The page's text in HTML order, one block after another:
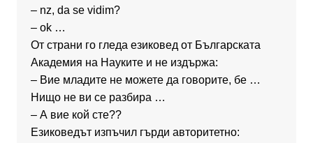
– nz, da se vidim?
– ok …
От страни го гледа езиковед от Българската
Академия на Науките и не издържа:
– Вие младите не можете да говорите, бе …
Нищо не ви се разбира …
– А вие кой сте??
Езиковедът изпъчил гърди авторитетно: